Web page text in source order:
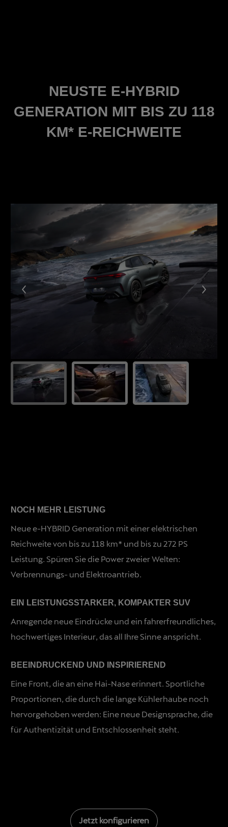
NEUSTE E-HYBRID
GENERATION MIT BIS ZU 118
KM* E-REICHWEITE
NOCH MEHR LEISTUNG
Neue e-HYBRID Generation mit einer elektrischen
Reichweite von bis zu 118 km* und bis zu 272 PS
Leistung. Spüren Sie die Power zweier Welten:
Verbrennungs- und Elektroantrieb.
EIN LEISTUNGSSTARKER, KOMPAKTER SUV
Anregende neue Eindrücke und ein fahrerfreundliches,
hochwertiges Interieur, das all Ihre Sinne anspricht.
BEEINDRUCKEND UND INSPIRIEREND
Eine Front, die an eine Hai-Nase erinnert. Sportliche
Proportionen, die durch die lange Kühlerhaube noch
hervorgehoben werden: Eine neue Designsprache, die
für Authentizität und Entschlossenheit steht.
Jetzt konfigurieren